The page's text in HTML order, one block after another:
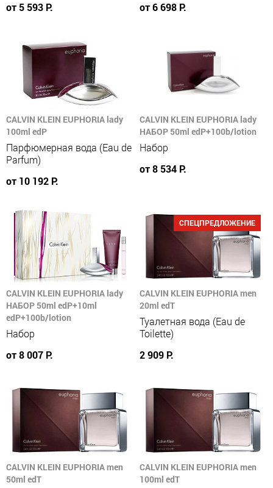
от 5 593 Р.
от 6 698 Р.
CALVIN KLEIN EUPHORIA lady
100ml edP
Парфюмерная вода (Eau de
Parfum)
от 10 192 Р.
CALVIN KLEIN EUPHORIA lady
НАБОР 50ml edP+100b/lotion
Набор
от 8 534 Р.
CALVIN KLEIN EUPHORIA lady
НАБОР 50ml edP+10ml
edP+100b/lotion
Набор
от 8 007 Р.
СПЕЦПРЕДЛОЖЕНИЕ
CALVIN KLEIN EUPHORIA men
20ml edT
Туалетная вода (Eau de
Toilette)
2 909 Р.
CALVIN KLEIN EUPHORIA men
50ml edT
CALVIN KLEIN EUPHORIA men
100ml edT